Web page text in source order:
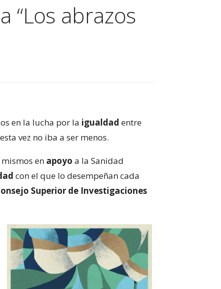
“Los abrazos
en la lucha por la igualdadentre
vez no iba a ser menos.
en apoyo a la Sanidad
con el que lo desempeñan cada
Superior de Investigaciones